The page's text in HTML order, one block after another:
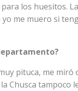
los huesitos.
me muero si
pituca, me miró
Chusca tampoco